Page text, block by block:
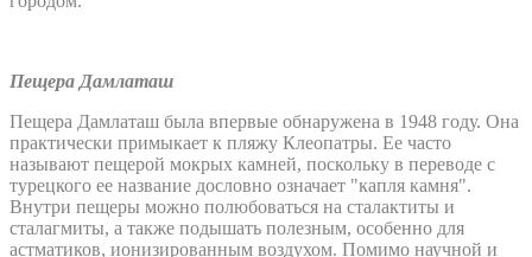
Пещера Дамлаташ
Пещера Дамлаташ была впервые обнаружена в 1948 году. Она
практически примыкает к пляжу Клеопатры. Ее часто
называют пещерой мокрых камней, поскольку в переводе с
турецкого ее название дословно означает "капля камня".
Внутри пещеры можно полюбоваться на сталактиты и
сталагмиты, а также подышать полезным, особенно для
астматиков, ионизированным воздухом. Помимо научной и